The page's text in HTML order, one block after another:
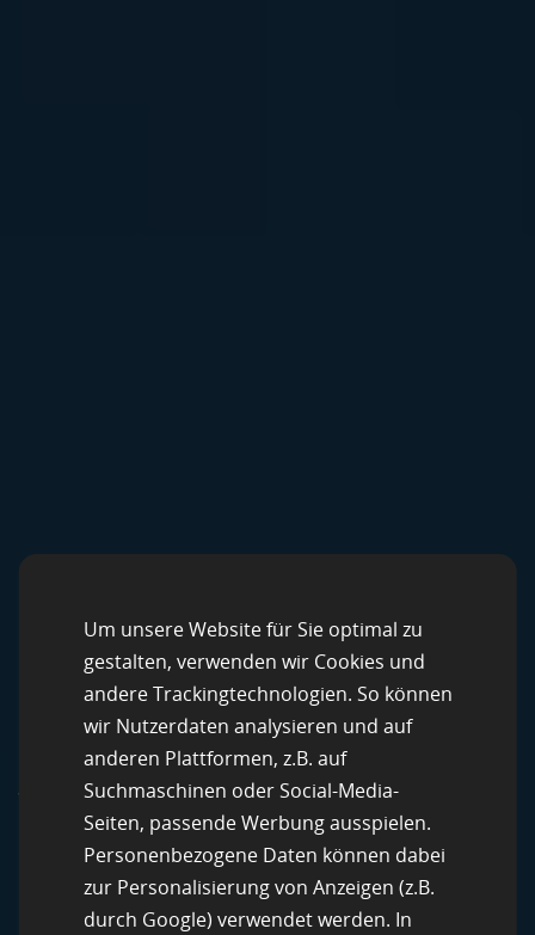
CROWDSOURCING-LÖSUNGEN
Skalierbare
Datenservices –
weltweit, schnell,
zuverlässig
Mit qualitätsgesicherten Prozessen, unserer
Um unsere Website für Sie optimal zu
gestalten, verwenden wir Cookies und
andere Trackingtechnologien. So können
wir Nutzerdaten analysieren und auf
anderen Plattformen, z.B. auf
Suchmaschinen oder Social-Media-
Seiten, passende Werbung ausspielen.
Personenbezogene Daten können dabei
zur Personalisierung von Anzeigen (z.B.
durch Google) verwendet werden. In